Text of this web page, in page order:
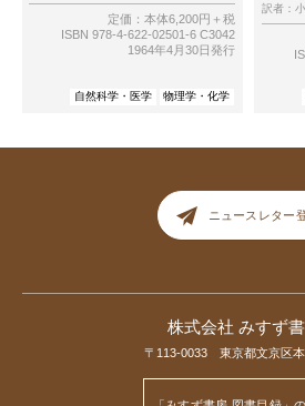
定価：本体6,200円＋税
ISBN 978-4-622-02501-6 C3042
1964年4月30日発行
自然科学・医学 物理学・化学
訳者：
ニュースレター
株式会社 みすず
〒113-0033 東京都文京区